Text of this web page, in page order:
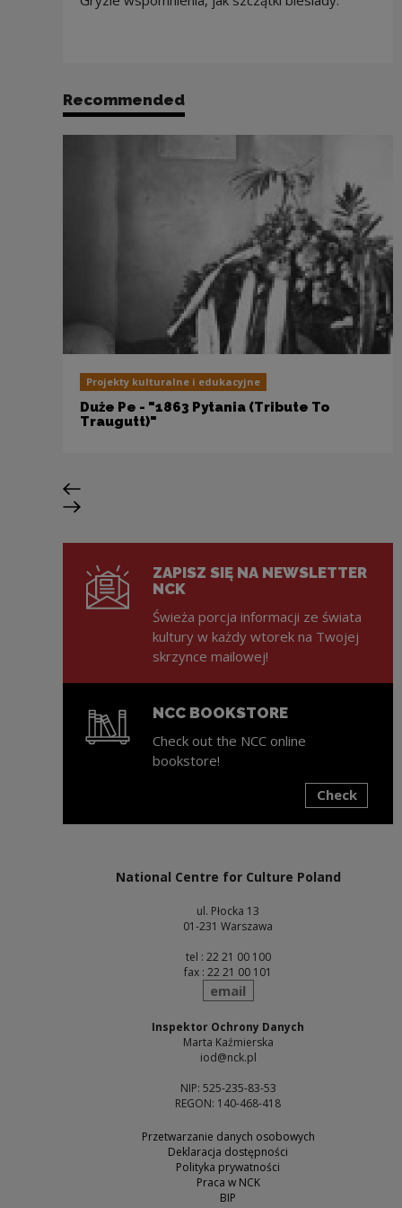
Recommended
Projekty kulturalne i edukacyjne
Duże Pe - "1863 Pytania (Tribute To
Traugutt)"
Previous slide
Next slide
ZAPISZ SIĘ NA NEWSLETTER
NCK
Świeża porcja informacji ze świata
kultury w każdy wtorek na Twojej
skrzynce mailowej!
NCC BOOKSTORE
Check out the NCC online
bookstore!
Check
National Centre for Culture Poland
ul. Płocka 13
01-231 Warszawa
tel : 22 21 00 100
fax : 22 21 00 101
send
email
Inspektor Ochrony Danych
Marta Kaźmierska
iod@nck.pl
NIP: 525-235-83-53
REGON: 140-468-418
Przetwarzanie danych osobowych
Deklaracja dostępności
Polityka prywatności
Praca w NCK
BIP